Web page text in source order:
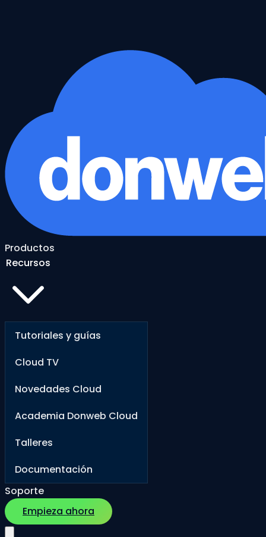
Productos
Recursos
Tutoriales y guías
Cloud TV
Novedades Cloud
Academia Donweb Cloud
Talleres
Documentación
Soporte
Empieza ahora